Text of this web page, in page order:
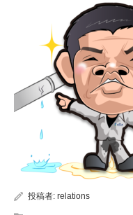
投稿者: relations